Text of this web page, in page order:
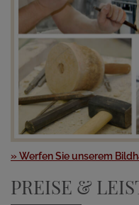
» Werfen Sie unserem
PREISE &